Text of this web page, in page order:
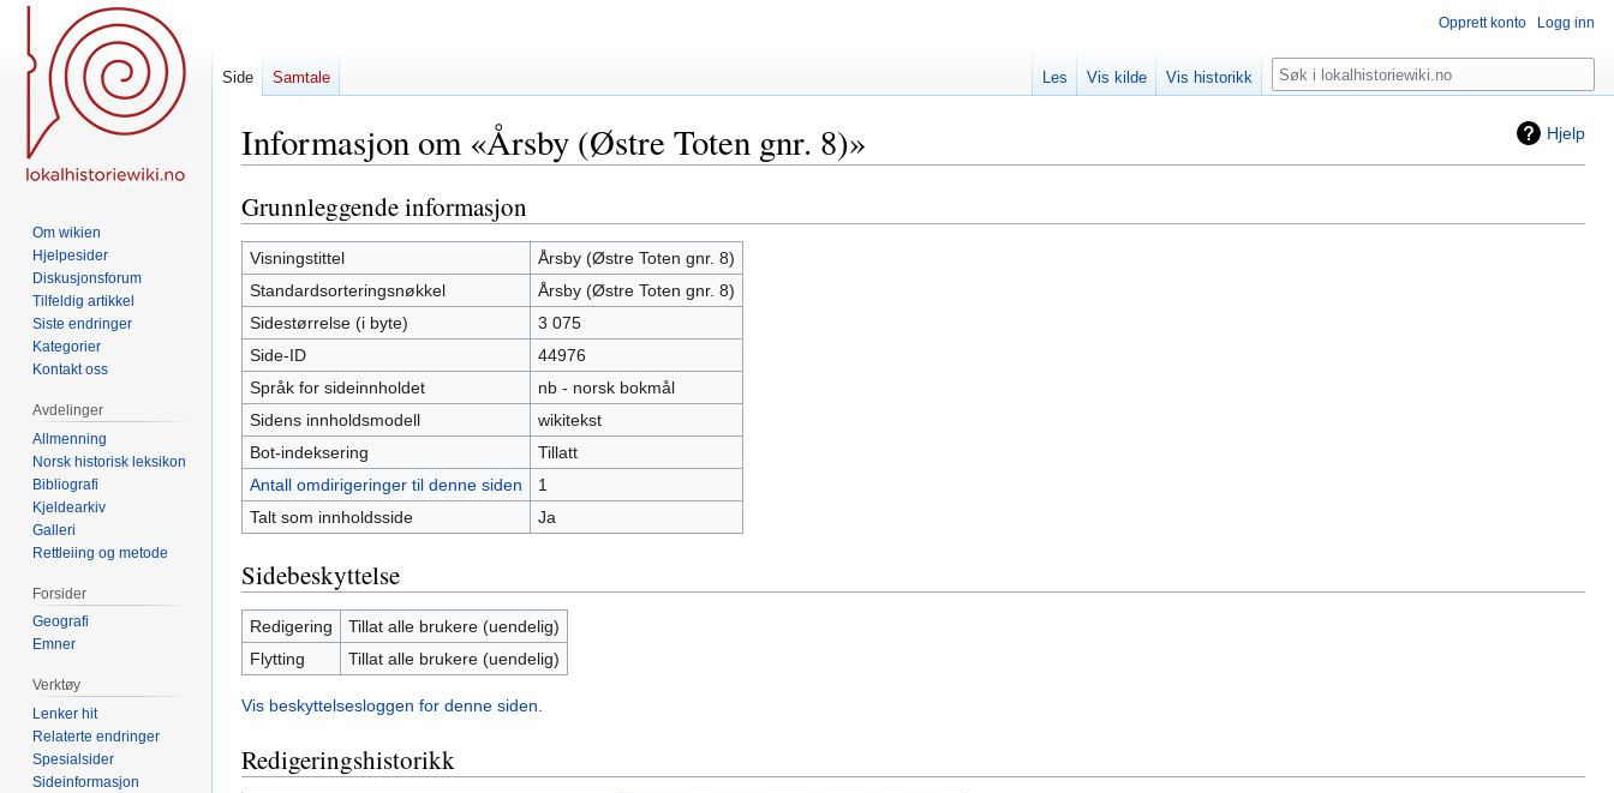
Hjelp
Informasjon om «Årsby (Østre Toten gnr. 8)»
Hopp
til
navigering
Hopp
til
søk
Grunnleggende informasjon
Visningstittel
Årsby (Østre Toten gnr. 8)
Standardsorteringsnøkkel
Årsby (Østre Toten gnr. 8)
Sidestørrelse (i byte)
3 075
Side-ID
44976
Språk for sideinnholdet
nb - norsk bokmål
Sidens innholdsmodell
wikitekst
Bot-indeksering
Tillatt
Antall omdirigeringer til denne siden
1
Talt som innholdsside
Ja
Sidebeskyttelse
Redigering
Tillat alle brukere (uendelig)
Flytting
Tillat alle brukere (uendelig)
Vis beskyttelsesloggen for denne siden.
Redigeringshistorikk
Opprett konto Logg inn
Side Samtale Les Vis kilde Vis historikk Søk
Om wikien
Hjelpesider
Diskusjonsforum
Tilfeldig artikkel
Siste endringer
Kategorier
Kontakt oss
Avdelinger
Allmenning
Norsk historisk leksikon
Bibliografi
Kjeldearkiv
Galleri
Rettleiing og metode
Forsider
Geografi
Emner
Verktøy
Lenker hit
Relaterte endringer
Spesialsider
Sideinformasjon